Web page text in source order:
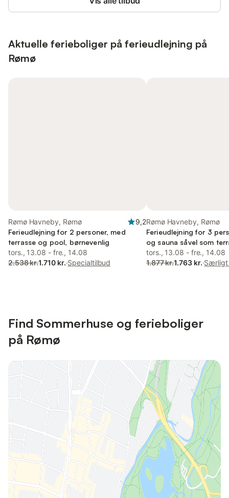
Aktuelle ferieboliger på ferieudlejning på
Rømø
Rømø Havneby, Rømø
9,2
Ferieudlejning for 2 personer, med
terrasse og pool, børnevenlig
tors., 13.08 - fre., 14.08
2.538 kr.1.710 kr.·Specialtilbud
Rømø Havneby, Rømø
Ferieudlejning for 3
og sauna såvel som
tors., 13.08 - fre., 14.08
1.877 kr.1.763 kr.·Særligt
Find Sommerhuse og ferieboliger
på Rømø